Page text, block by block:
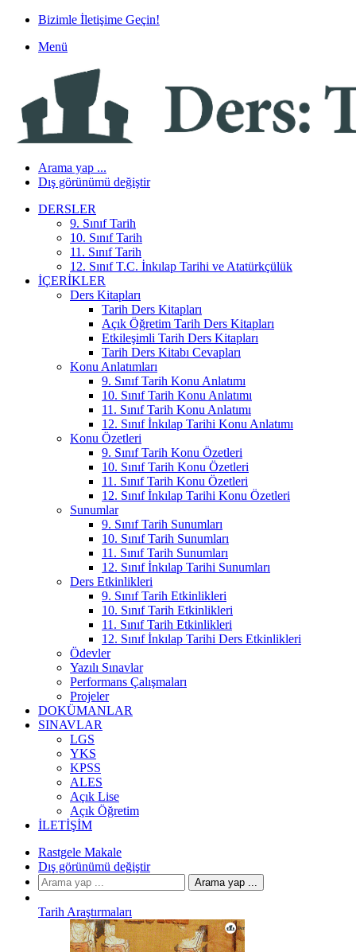
Bizimle İletişime Geçin!
Menü
Arama yap ...
Dış görünümü değiştir
DERSLER
9. Sınıf Tarih
10. Sınıf Tarih
11. Sınıf Tarih
12. Sınıf T.C. İnkılap Tarihi ve Atatürkçülük
İÇERIKLER
Ders Kitapları
Tarih Ders Kitapları
Açık Öğretim Tarih Ders Kitapları
Etkileşimli Tarih Ders Kitapları
Tarih Ders Kitabı Cevapları
Konu Anlatımları
9. Sınıf Tarih Konu Anlatımı
10. Sınıf Tarih Konu Anlatımı
11. Sınıf Tarih Konu Anlatımı
12. Sınıf İnkılap Tarihi Konu Anlatımı
Konu Özetleri
9. Sınıf Tarih Konu Özetleri
10. Sınıf Tarih Konu Özetleri
11. Sınıf Tarih Konu Özetleri
12. Sınıf İnkılap Tarihi Konu Özetleri
Sunumlar
9. Sınıf Tarih Sunumları
10. Sınıf Tarih Sunumları
11. Sınıf Tarih Sunumları
12. Sınıf İnkılap Tarihi Sunumları
Ders Etkinlikleri
9. Sınıf Tarih Etkinlikleri
10. Sınıf Tarih Etkinlikleri
11. Sınıf Tarih Etkinlikleri
12. Sınıf İnkılap Tarihi Ders Etkinlikleri
Ödevler
Yazılı Sınavlar
Performans Çalışmaları
Projeler
DOKÜMANLAR
SINAVLAR
LGS
YKS
KPSS
ALES
Açık Lise
Açık Öğretim
İLETIŞIM
Rastgele Makale
Dış görünümü değiştir
Arama yap ...
Tarih Araştırmaları